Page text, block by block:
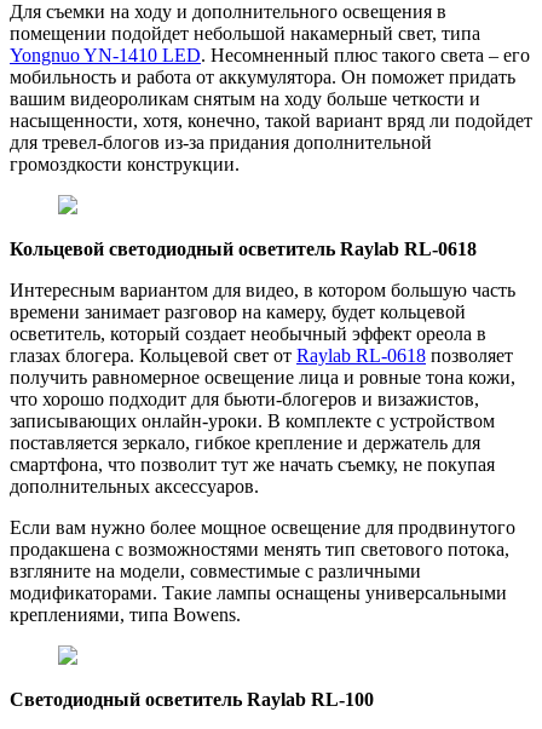
Для съемки на ходу и дополнительного освещения в
помещении подойдет небольшой накамерный свет, типа
Yongnuo YN-1410 LED. Несомненный плюс такого света – его
мобильность и работа от аккумулятора. Он поможет придать
вашим видеороликам снятым на ходу больше четкости и
насыщенности, хотя, конечно, такой вариант вряд ли подойдет
для тревел-блогов из-за придания дополнительной
громоздкости конструкции.
Кольцевой светодиодный осветитель Raylab RL-0618
Интересным вариантом для видео, в котором большую часть
времени занимает разговор на камеру, будет кольцевой
осветитель, который создает необычный эффект ореола в
глазах блогера. Кольцевой свет от Raylab RL-0618 позволяет
получить равномерное освещение лица и ровные тона кожи,
что хорошо подходит для бьюти-блогеров и визажистов,
записывающих онлайн-уроки. В комплекте с устройством
поставляется зеркало, гибкое крепление и держатель для
смартфона, что позволит тут же начать съемку, не покупая
дополнительных аксессуаров.
Если вам нужно более мощное освещение для продвинутого
продакшена с возможностями менять тип светового потока,
взгляните на модели, совместимые с различными
модификаторами. Такие лампы оснащены универсальными
креплениями, типа Bowens.
Светодиодный осветитель Raylab RL-100